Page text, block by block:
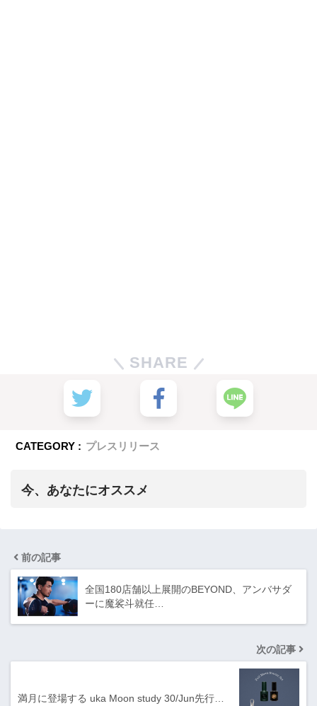
SHARE
CATEGORY : プレスリリース
今、あなたにオススメ
前の記事
全国180店舗以上展開のBEYOND、アンバサダ
ーに魔裟斗就任…
次の記事
満月に登場する uka Moon study 30/Jun先行…